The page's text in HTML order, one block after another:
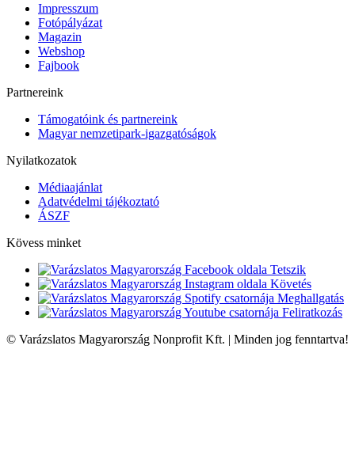
Impresszum
Fotópályázat
Magazin
Webshop
Fajbook
Partnereink
Támogatóink és partnereink
Magyar nemzetipark-igazgatóságok
Nyilatkozatok
Médiaajánlat
Adatvédelmi tájékoztató
ÁSZF
Kövess minket
Tetszik
Követés
Meghallgatás
Feliratkozás
© Varázslatos Magyarország Nonprofit Kft. | Minden jog fenntartva!